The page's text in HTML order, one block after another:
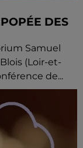
DES
Samuel
(Loir-et-
de...